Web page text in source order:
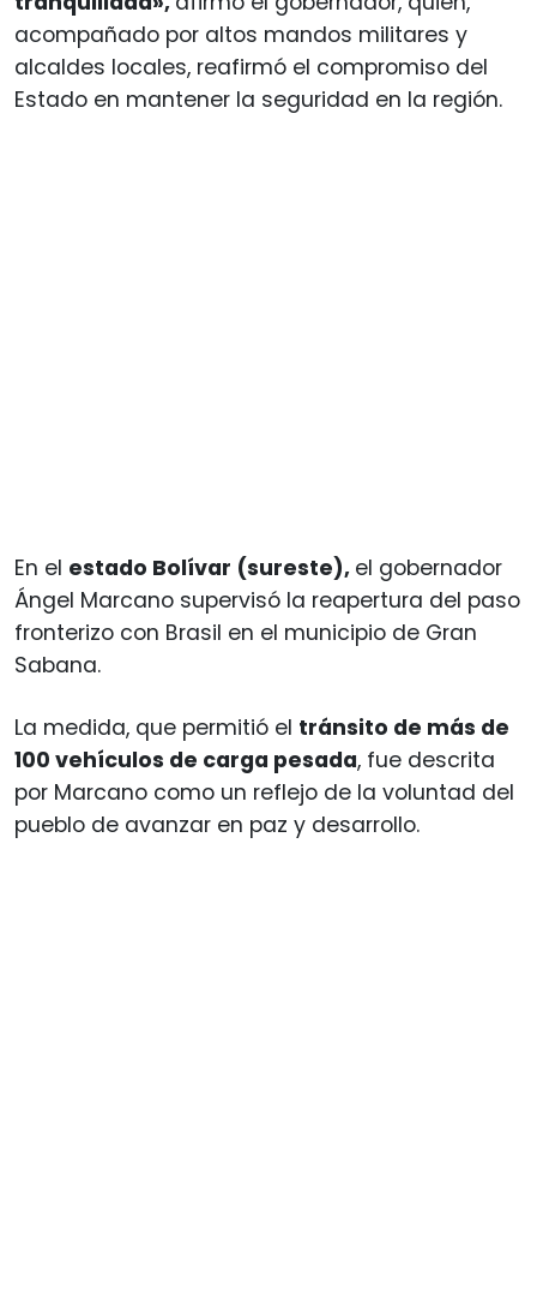
acompañado por altos mandos militares y
alcaldes locales, reafirmó el compromiso del
Estado en mantener la seguridad en la región.
En el estado Bolívar (sureste), el gobernador
Ángel Marcano supervisó la reapertura del paso
fronterizo con Brasil en el municipio de Gran
Sabana.
La medida, que permitió el tránsito de más de
100 vehículos de carga pesada, fue descrita
por Marcano como un reflejo de la voluntad del
pueblo de avanzar en paz y desarrollo.